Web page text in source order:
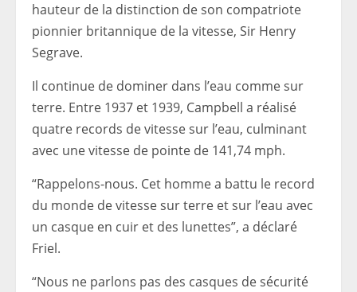
hauteur de la distinction de son compatriote
pionnier britannique de la vitesse, Sir Henry
Segrave.
Il continue de dominer dans l’eau comme sur
terre. Entre 1937 et 1939, Campbell a réalisé
quatre records de vitesse sur l’eau, culminant
avec une vitesse de pointe de 141,74 mph.
“Rappelons-nous. Cet homme a battu le record
du monde de vitesse sur terre et sur l’eau avec
un casque en cuir et des lunettes”, a déclaré
Friel.
“Nous ne parlons pas des casques de sécurité